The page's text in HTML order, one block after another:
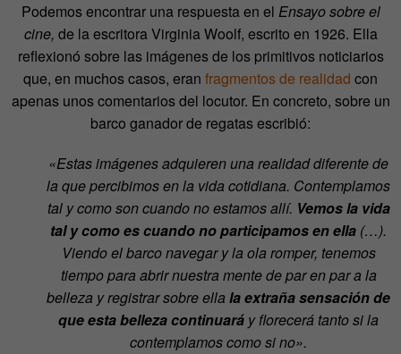
Podemos encontrar una respuesta en el Ensayosobre el
cine, de la escritora Virginia Woolf, escrito en 1926. Ella
reflexionó sobre las imágenes de los primitivos noticiarios
que, en muchos casos, eran fragmentos de realidad con
apenas unos comentarios del locutor. En concreto, sobre un
barco ganador de regatas escribió:
«Estas imágenes adquieren una realidad diferente de
la que percibimos en la vida cotidiana. Contemplamos
tal y como son cuando no estamos allí. Vemos la vida
tal y como es cuando no participamos en ella (…).
Viendo el barco navegar y la ola romper, tenemos
tiempo para abrir nuestra mente de par en par a la
belleza y registrar sobre ella la extraña sensación de
que esta belleza continuará y florecerá tanto si la
contemplamos como si no».